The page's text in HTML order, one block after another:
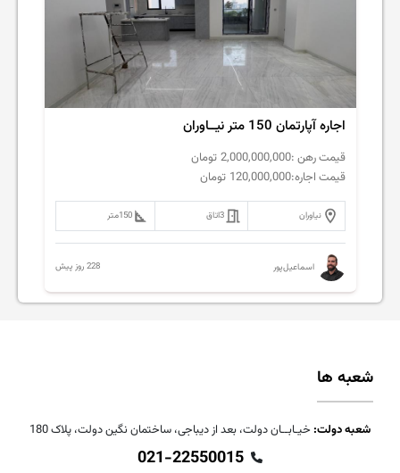
اجاره آپارتمان 150 متر نیــاوران
قیمت رهن :2,000,000,000 تومان
قیمت اجاره:120,000,000 تومان
نیاوران 3اتاق 150متر
اسماعیل‌پور 228 روز پیش
شعبه ها
شعبه دولت: خیـابــان دولت، بعد از دیباجی، ساختمان نگین دولت، پلاک 180
021-22550015